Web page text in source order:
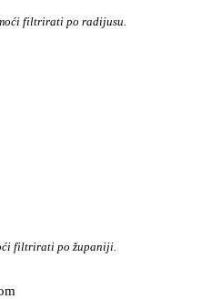
filtrirati po radijusu.
filtrirati po županiji.